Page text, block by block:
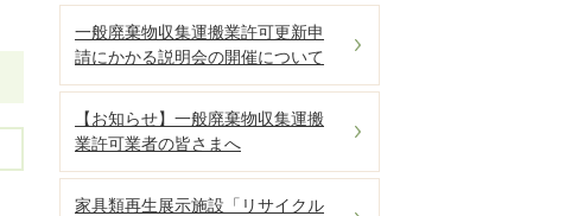
一般廃棄物収集運搬業許可更新申
請にかかる説明会の開催について
【お知らせ】一般廃棄物収集運搬
業許可業者の皆さまへ
家具類再生展示施設「リサイクル